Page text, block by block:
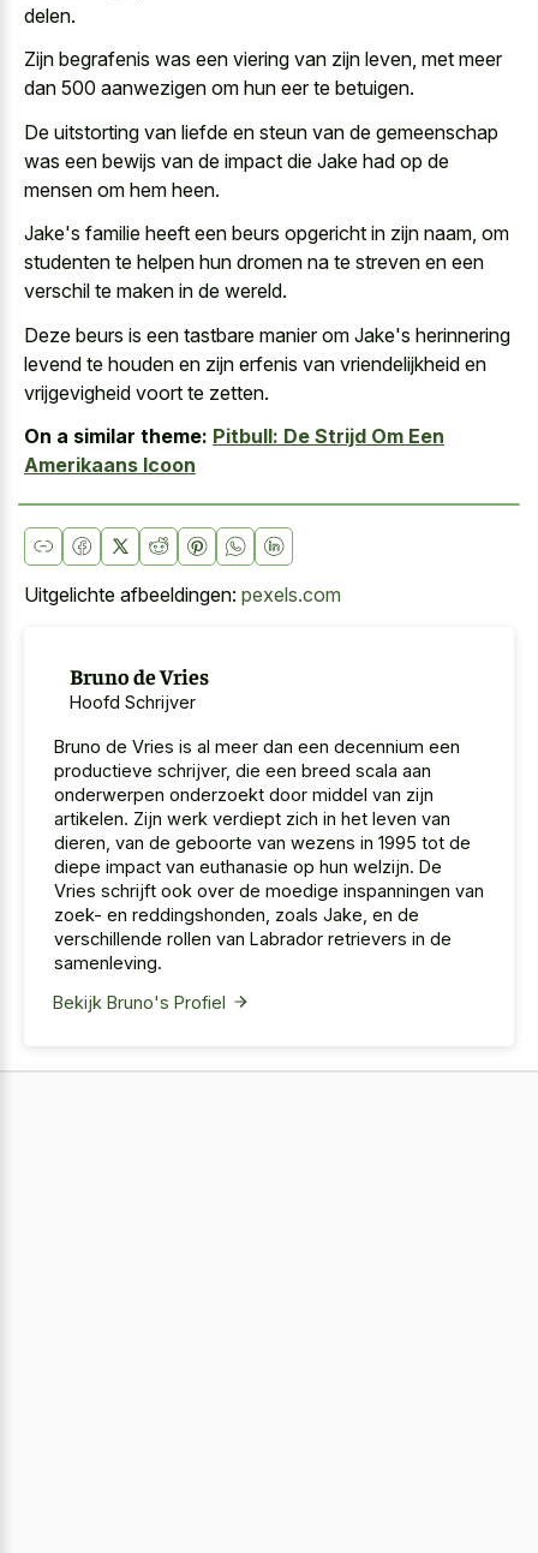
delen.
Zijn begrafenis was een viering van zijn leven, met meer
dan 500 aanwezigen om hun eer te betuigen.
De uitstorting van liefde en steun van de gemeenschap
was een bewijs van de impact die Jake had op de
mensen om hem heen.
Jake's familie heeft een beurs opgericht in zijn naam, om
studenten te helpen hun dromen na te streven en een
verschil te maken in de wereld.
Deze beurs is een tastbare manier om Jake's herinnering
levend te houden en zijn erfenis van vriendelijkheid en
vrijgevigheid voort te zetten.
On a similar theme: Pitbull: De Strijd Om Een
Amerikaans Icoon
Uitgelichte afbeeldingen: pexels.com
Bruno de Vries
Hoofd Schrijver
Bruno de Vries is al meer dan een decennium een
productieve schrijver, die een breed scala aan
onderwerpen onderzoekt door middel van zijn
artikelen. Zijn werk verdiept zich in het leven van
dieren, van de geboorte van wezens in 1995 tot de
diepe impact van euthanasie op hun welzijn. De
Vries schrijft ook over de moedige inspanningen van
zoek- en reddingshonden, zoals Jake, en de
verschillende rollen van Labrador retrievers in de
samenleving.
Bekijk Bruno's Profiel